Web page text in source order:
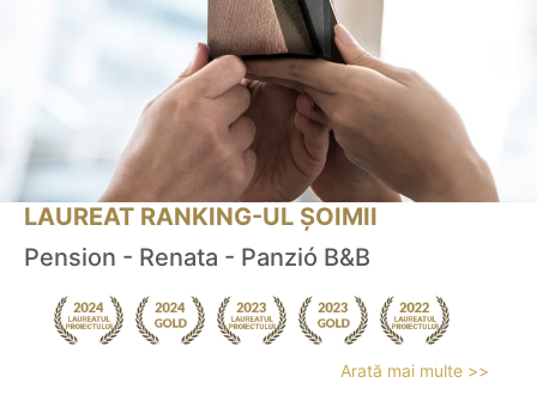
LAUREAT RANKING-UL ȘOIMII
Pension - Renata - Panzió B&B
Arată mai multe >>